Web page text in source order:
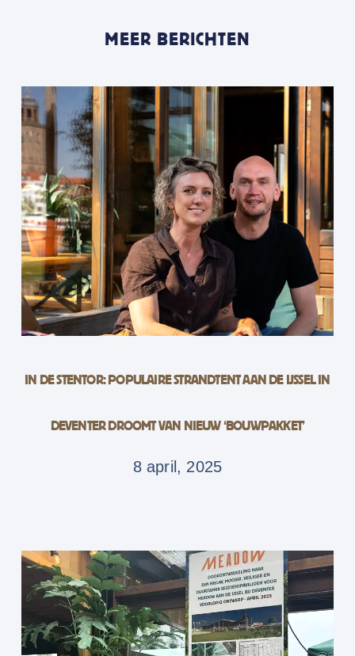
MEER BERICHTEN
IN DE STENTOR: POPULAIRE STRANDTENT AAN DE IJSSEL IN
DEVENTER DROOMT VAN NIEUW ‘BOUWPAKKET’
8 april, 2025